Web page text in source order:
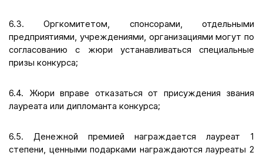
6.3. Оргкомитетом, спонсорами, отдельными
предприятиями, учреждениями, организациями могут по
согласованию с жюри устанавливаться специальные
призы конкурса;
6.4. Жюри вправе отказаться от присуждения звания
лауреата или дипломанта конкурса;
6.5. Денежной премией награждается лауреат 1
степени, ценными подарками награждаются лауреаты 2